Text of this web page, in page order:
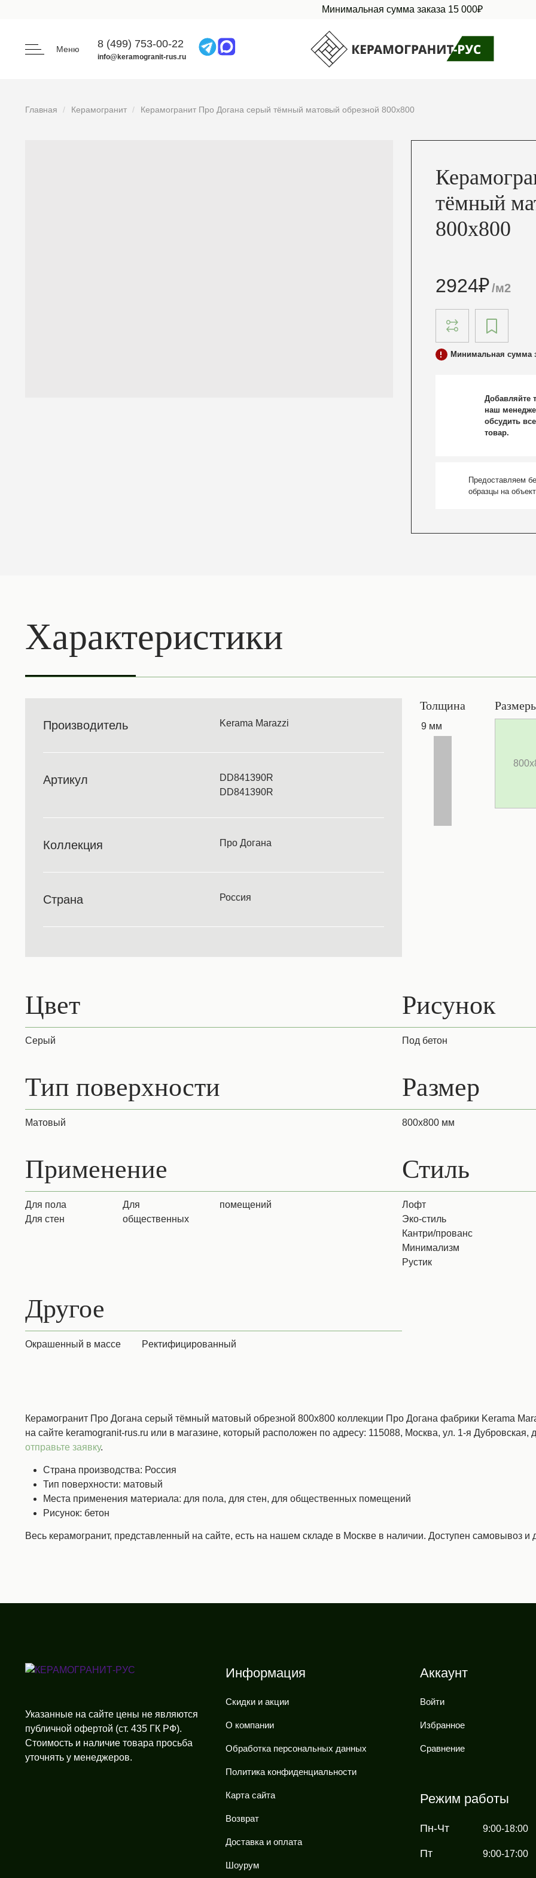
Минимальная сумма заказа 15 000₽
Меню 8 (499) 753-00-22
info@keramogranit-rus.ru
Главная Керамогранит Керамогранит Про Догана серый тёмный матовый обрезной 800х800
тёмный
800х800
2924₽/м2
Минимальная сумма
Добавляйте
наш
обсудить
товар.
Предоставляем
образцы на
Характеристики
Производитель Kerama Marazzi
Артикул
DD841390R
DD841390R
Коллекция Про Догана
Страна Россия
Толщина
9 мм
Цвет
Серый
Рисунок
Под бетон
Тип поверхности
Матовый
Размер
800х800 мм
Применение
для пола
для стен
для
общественных
помещений
Стиль
Лофт
Эко-стиль
Кантри/прованс
Минимализм
Рустик
Другое
Окрашенный в массе Ректифицированный
Керамогранит Про Догана серый тёмный матовый обрезной 800х800 коллекции Про Догана фабрики Kerama
на сайте keramogranit-rus.ru или в магазине, который расположен по адресу: 115088, Москва, ул. 1-я
отправьте заявку.
Страна производства: Россия
Тип поверхности: матовый
Места применения материала: для пола, для стен, для общественных помещений
Рисунок: бетон
Весь керамогранит, представленный на сайте, есть на нашем складе в Москве в наличии. Доступен самовывоз и
Указанные на сайте цены не являются
публичной офертой (ст. 435 ГК РФ).
Стоимость и наличие товара просьба
уточнять у менеджеров.
Информация
Скидки и акции
О компании
Обработка персональных данных
Политика конфиденциальности
Карта сайта
Возврат
Доставка и оплата
Шоурум
Аккаунт
Войти
Избранное
Сравнение
Режим работы
Пн-Чт 9:00-18:00
Пт 9:00-17:00